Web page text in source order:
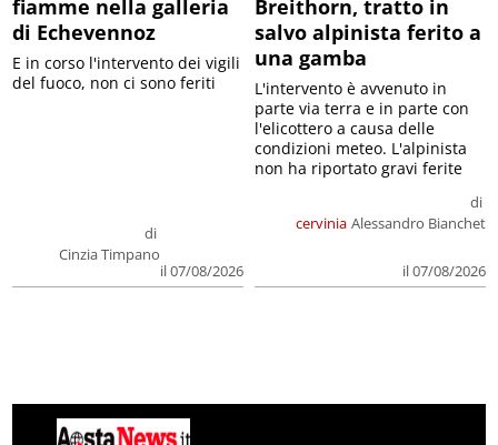
fiamme nella galleria
di Echevennoz
di
Cinzia Timpano
il 07/08/2026
E in corso l'intervento dei vigili
del fuoco, non ci sono feriti
Breithorn, tratto in
salvo alpinista ferito a
una gamba
cervinia
di
Alessandro Bianchet
il 07/08/2026
L'intervento è avvenuto in
parte via terra e in parte con
l'elicottero a causa delle
condizioni meteo. L'alpinista
non ha riportato gravi ferite